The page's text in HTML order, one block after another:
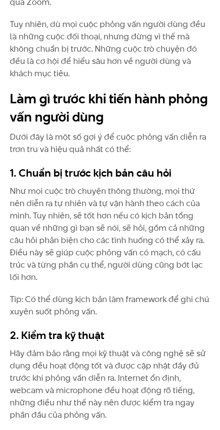
Tuy nhiên, dù mọi cuộc phỏng vấn người dùng đều
là những cuộc đối thoại, nhưng đừng vì thế mà
không chuẩn bị trước. Những cuộc trò chuyện đó
đều là cơ hội để hiểu sâu hơn về người dùng và
khách mục tiêu.
Làm gì trước khi tiến hành phỏng
vấn người dùng
Dưới đây là một số gợi ý để cuộc phỏng vấn diễn ra
trơn tru và hiệu quả nhất có thể:
1. Chuẩn bị trước kịch bản câu hỏi
Như mọi cuộc trò chuyện thông thường, mọi thứ
nên diễn ra tự nhiên và tự vận hành theo cách của
mình. Tuy nhiên, sẽ tốt hơn nếu có kịch bản tổng
quan về những gì bạn sẽ nói, sẽ hỏi, gồm cả những
câu hỏi phản biện cho các tình huống có thể xảy ra.
Điều này sẽ giúp cuộc phỏng vấn có mạch, có cấu
trúc và từng phần cụ thể, người dùng cũng bớt lạc
lối hơn.
Tip: Có thể dùng kịch bản làm framework để ghi chú
xuyên suốt phỏng vấn.
2. Kiểm tra kỹ thuật
Hãy đảm bảo rằng mọi kỹ thuật và công nghệ sẽ sử
dụng đều hoạt động tốt và được cập nhật đầy đủ
trước khi phỏng vấn diễn ra. Internet ổn định,
webcam và microphone đều hoạt động rõ tiếng,
những điều như thế này nên được kiểm tra ngay
phần đầu của phỏng vấn.